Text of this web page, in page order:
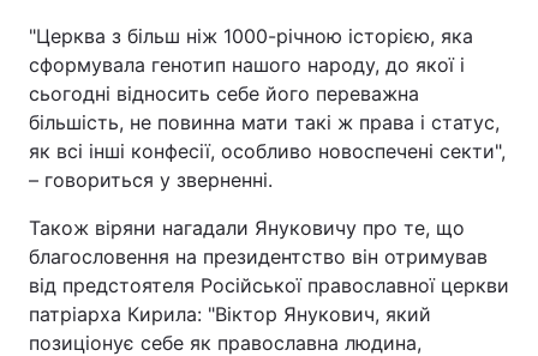
"Церква з більш ніж 1000-річною історією, яка
сформувала генотип нашого народу, до якої і
сьогодні відносить себе його переважна
більшість, не повинна мати такі ж права і статус,
як всі інші конфесії, особливо новоспечені секти",
– говориться у зверненні.
Також віряни нагадали Януковичу про те, що
благословення на президентство він отримував
від предстоятеля Російської православної церкви
патріарха Кирила: "Віктор Янукович, який
позиціонує себе як православна людина,